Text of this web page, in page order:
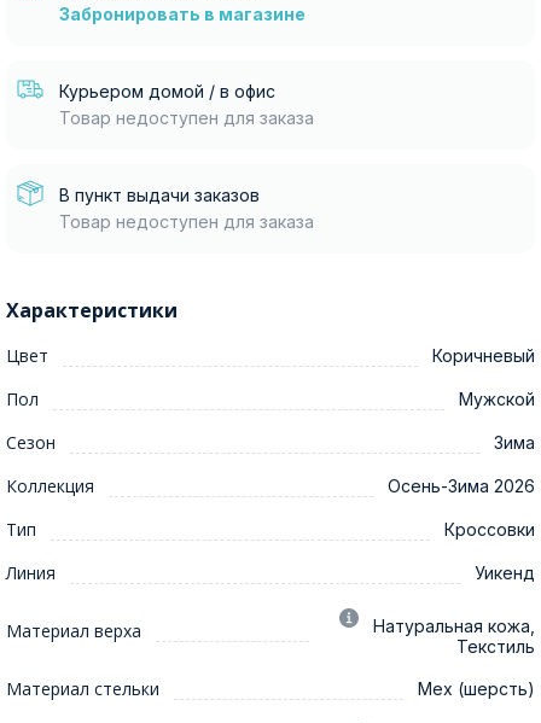
Забронировать в магазине
Курьером домой / в офис
Товар недоступен для заказа
В пункт выдачи заказов
Товар недоступен для заказа
Характеристики
Цвет Коричневый
Пол Мужской
Сезон Зима
Коллекция Осень-Зима 2026
Тип Кроссовки
Линия Уикенд
Материал верха
Натуральная кожа,
Текстиль
Материал стельки Мех (шерсть)